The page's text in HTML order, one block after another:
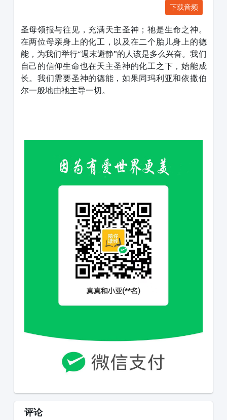
下载音频
圣母领报与往见，充满天主圣神；祂是生命之神。
在两位母亲身上的化工，以及在二个胎儿身上的德
能，为我们举行“週末避静”的人该是多么兴奋。我们
自己的信仰生命也在天主圣神的化工之下，始能成
长。我们需要圣神的德能，如果同玛利亚和依撒伯
尔一般地由祂主导一切。
评论